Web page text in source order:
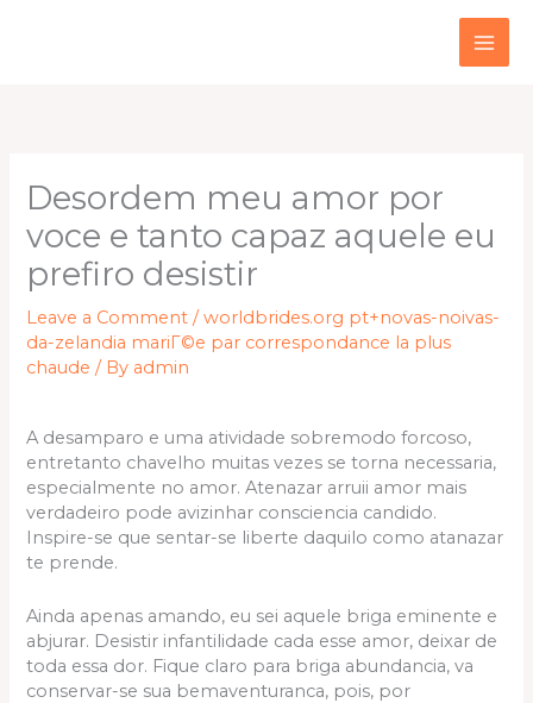
Desordem meu amor por
voce e tanto capaz aquele eu
prefiro desistir
Leave a Comment /worldbrides.org pt+novas-noivas-
da-zelandia mariГ©e par correspondance la plus
chaude / By admin
A desamparo e uma atividade sobremodo forcoso,
entretanto chavelho muitas vezes se torna necessaria,
especialmente no amor. Atenazar arruii amor mais
verdadeiro pode avizinhar consciencia candido.
Inspire-se que sentar-se liberte daquilo como atanazar
te prende.
Ainda apenas amando, eu sei aquele briga eminente e
abjurar. Desistir infantilidade cada esse amor, deixar de
toda essa dor. Fique claro para briga abundancia, va
conservar-se sua bemaventuranca, pois, por